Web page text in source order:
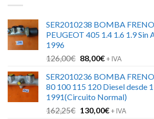
SER2010238 BOMBA
PEUGEOT 405 1.4 1.6 1.9 Sin
1996
126,00€ El
original
era:
126,00€.
88,00€El
actual
es:
88,00€.
+ IVA
SER2010236 BOMBA
80 100 115 120 Diesel desde
1991(Circuito Normal)
162,25€ El
130,00€El+ IVA